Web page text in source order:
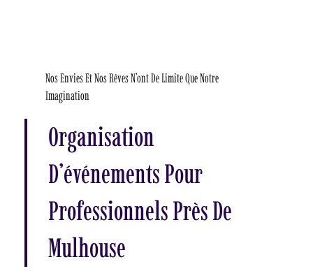
Nos Envies Et Nos Rêves N'ont De Limite Que Notre
Imagination
Organisation
D’événements Pour
Professionnels Près De
Mulhouse